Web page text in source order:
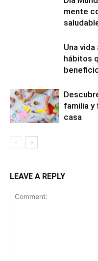
mente
Una
hábitos
familia
casa
LEAVE A REPLY